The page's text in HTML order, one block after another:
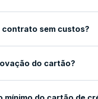
sem custos?
do cartão?